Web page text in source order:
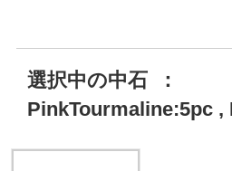
選択中の中石
：
PinkTourmaline:5pc ,